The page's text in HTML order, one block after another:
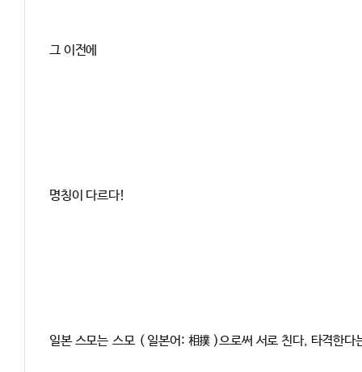
그 이전에
명칭이 다르다!
일본 스모는스모 ( 일본어: 相撲 )으로써 서로 친다, 타격한다